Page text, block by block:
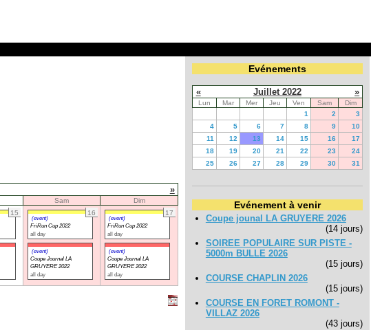
»
Sam
Dim
15 16
(event)
FriRun Cup 2022
all day
(event)
Coupe Journal LA
GRUYERE 2022
all day
17
(event)
FriRun Cup 2022
all day
(event)
Coupe Journal LA
GRUYERE 2022
all day
Evénements
« Juillet 2022 »
Lun Mar Mer Jeu Ven Sam
Dim
1
2
3
4
5 6 7 8 9
10
11
12 13 14 15 16
17
18
19 20 21 22 23
24
25
26 27 28 29 30 31
Evénement à venir
Coupe jounal LA GRUYERE 2026
(14 jours)
SOIREE POPULAIRE SUR PISTE -
5000m BULLE 2026
(15 jours)
COURSE CHAPLIN 2026
(15 jours)
COURSE EN FORET ROMONT -
VILLAZ 2026
(43 jours)